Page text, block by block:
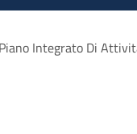
Integrato Di